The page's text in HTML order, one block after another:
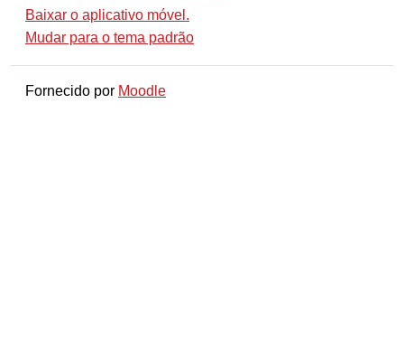
Baixar o aplicativo móvel.
Mudar para o tema padrão
Fornecido por Moodle